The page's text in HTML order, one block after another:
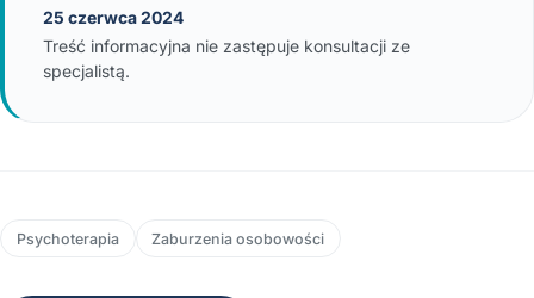
25 czerwca 2024
Treść informacyjna nie zastępuje konsultacji ze
specjalistą.
Psychoterapia Zaburzenia osobowości